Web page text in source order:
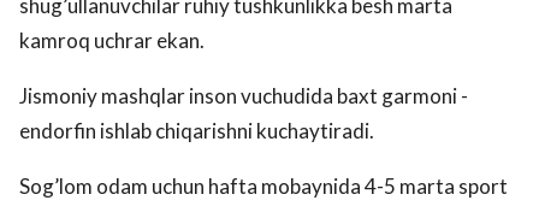
shug’ullanuvchilar ruhiy tushkunlikka besh marta
kamroq uchrar ekan.
Jismoniy mashqlar inson vuchudida baxt garmoni -
endorfin ishlab chiqarishni kuchaytiradi.
Sog’lom odam uchun hafta mobaynida 4-5 marta sport